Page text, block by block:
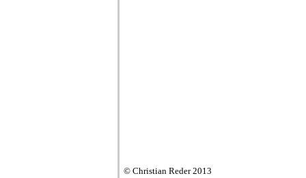
© Christian Reder 2013